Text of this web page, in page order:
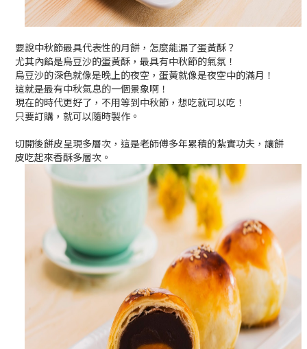
要說中秋節最具代表性的月餅，怎麼能漏了蛋黃酥？
尤其內餡是烏豆沙的蛋黃酥，最具有中秋節的氣氛！
烏豆沙的深色就像是晚上的夜空，蛋黃就像是夜空中的滿月！
這就是最有中秋氣息的一個景象啊！
現在的時代更好了，不用等到中秋節，想吃就可以吃！
只要訂購，就可以隨時製作。
切開後餅皮呈現多層次，這是老師傅多年累積的紮實功夫，讓餅
皮吃起來香酥多層次。